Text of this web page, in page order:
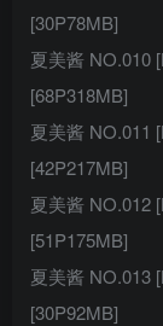
[30P78MB]
夏美酱 NO.010
[68P318MB]
夏美酱 NO.011
[42P217MB]
夏美酱 NO.012
[51P175MB]
夏美酱 NO.013
[30P92MB]